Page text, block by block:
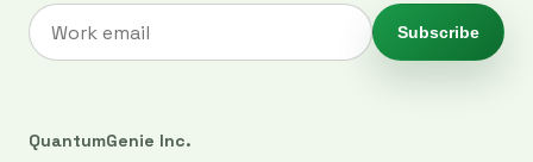
Subscribe
QuantumGenie Inc.